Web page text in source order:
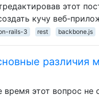
этот
кучу веб-
rails-3 rest backbone.js
различия
время этот вопрос не